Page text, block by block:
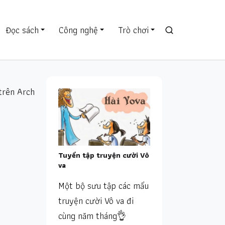
Đọc sách Công nghệ Trò chơi
Arch
Tuyển tập truyện cười Vô
va
Một bộ sưu tập các mẩu
truyện cười Vô va đi
cùng năm tháng👌